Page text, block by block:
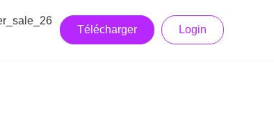
Télécharger Login